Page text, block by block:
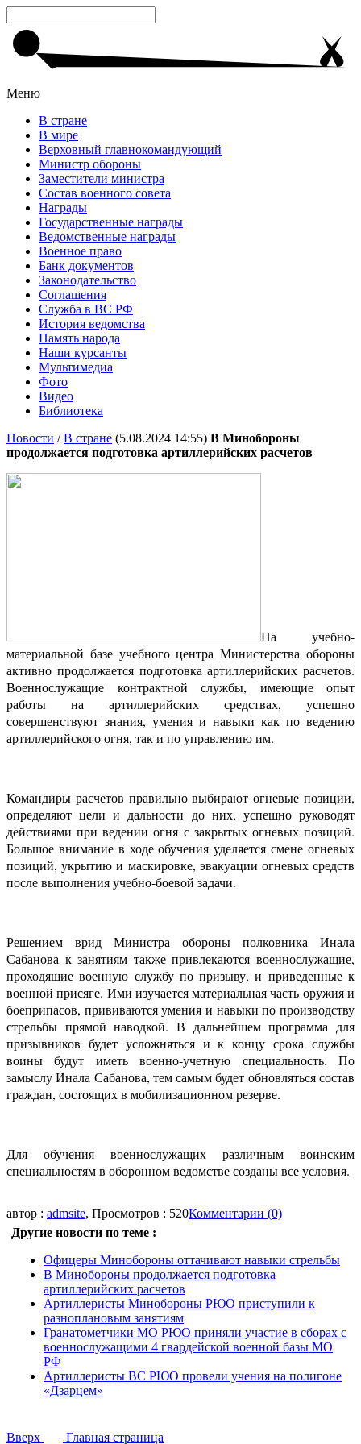
Меню
В стране
В мире
Верховный главнокомандующий
Министр обороны
Заместители министра
Состав военного совета
Награды
Государственные награды
Ведомственные награды
Военное право
Банк документов
Законодательство
Соглашения
Служба в ВС РФ
История ведомства
Память народа
Наши курсанты
Мультимедиа
Фото
Видео
Библиотека
Новости /В стране (5.08.2024 14:55) В Минобороны
продолжается подготовка артиллерийских расчетов
На учебно-
материальной базе учебного центра Министерства обороны
активно продолжается подготовка артиллерийских расчетов.
Военнослужащие контрактной службы, имеющие опыт
работы на артиллерийских средствах, успешно
совершенствуют знания, умения и навыки как по ведению
артиллерийского огня, так и по управлению им.
Командиры расчетов правильно выбирают огневые позиции,
определяют цели и дальности до них, успешно руководят
действиями при ведении огня с закрытых огневых позиций.
Большое внимание в ходе обучения уделяется смене огневых
позиций, укрытию и маскировке, эвакуации огневых средств
после выполнения учебно-боевой задачи.
Решением врид Министра обороны полковника Инала
Сабанова к занятиям также привлекаются военнослужащие,
проходящие военную службу по призыву, и приведенные к
военной присяге. Ими изучается материальная часть оружия и
боеприпасов, прививаются умения и навыки по производству
стрельбы прямой наводкой. В дальнейшем программа для
призывников будет усложняться и к концу срока службы
воины будут иметь военно-учетную специальность. По
замыслу Инала Сабанова, тем самым будет обновляться состав
граждан, состоящих в мобилизационном резерве.
Для обучения военнослужащих различным воинским
специальностям в оборонном ведомстве созданы все условия.
автор : admsite, Просмотров : 520Комментарии (0)
Другие новости по теме :
Офицеры Минобороны оттачивают навыки стрельбы
В Минобороны продолжается подготовка
артиллерийских расчетов
Артиллеристы Минобороны РЮО приступили к
разноплановым занятиям
Гранатометчики МО РЮО приняли участие в сборах с
военнослужащими 4 гвардейской военной базы МО
РФ
Артиллеристы ВС РЮО провели учения на полигоне
«Дзарцем»
Вверх Главная страница